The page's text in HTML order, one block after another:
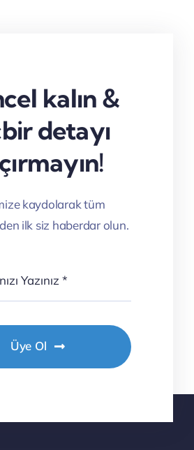
kalın &
detayı
kaydolarak tüm
ilk siz haberdar olun.
Üye Ol